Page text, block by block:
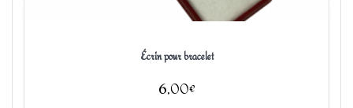
Écrin pour bracelet
6,00€